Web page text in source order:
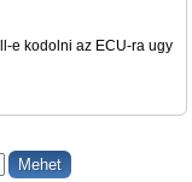
e kodolni az ECU-ra ugy